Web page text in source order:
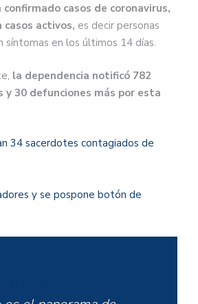
confirmado casos de coronavirus,
activos, es decir personas
síntomas en los últimos 14 días.
la dependencia notificó 782
y 30 defunciones más por esta
34 sacerdotes contagiados de
y se pospone botón de